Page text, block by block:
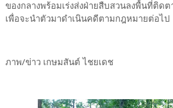
ของกลางพร้อมเร่งส่งฝ่ายสืบสวนลงพื้นที่ติด
เพื่อจะนำตัวมาดำเนินคดีตามกฎหมายต่อไป
ภาพ/ข่าว เกษมสันต์ ไชยเดช